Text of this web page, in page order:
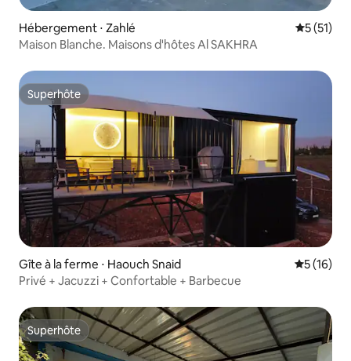
Hébergement ⋅ Zahlé
5 (51)
Maison Blanche. Maisons d'hôtes Al SAKHRA
Superhôte
Superhôte
Gîte à la ferme ⋅ Haouch Snaid
5 (16)
Privé + Jacuzzi + Confortable + Barbecue
Superhôte
Superhôte